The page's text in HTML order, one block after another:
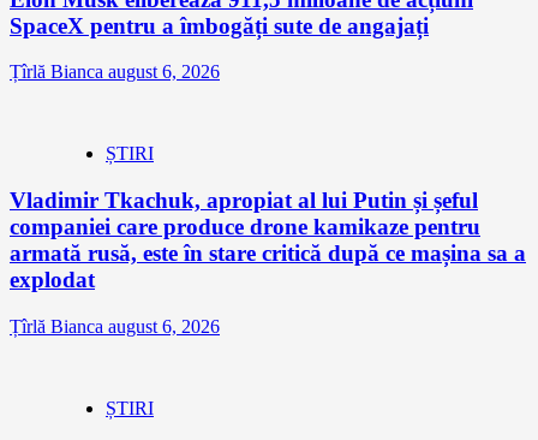
SpaceX pentru a îmbogăți sute de angajați
Țîrlă Bianca august 6, 2026
ȘTIRI
Vladimir Tkachuk, apropiat al lui Putin și șeful
companiei care produce drone kamikaze pentru
armată rusă, este în stare critică după ce mașina sa a
explodat
Țîrlă Bianca august 6, 2026
ȘTIRI